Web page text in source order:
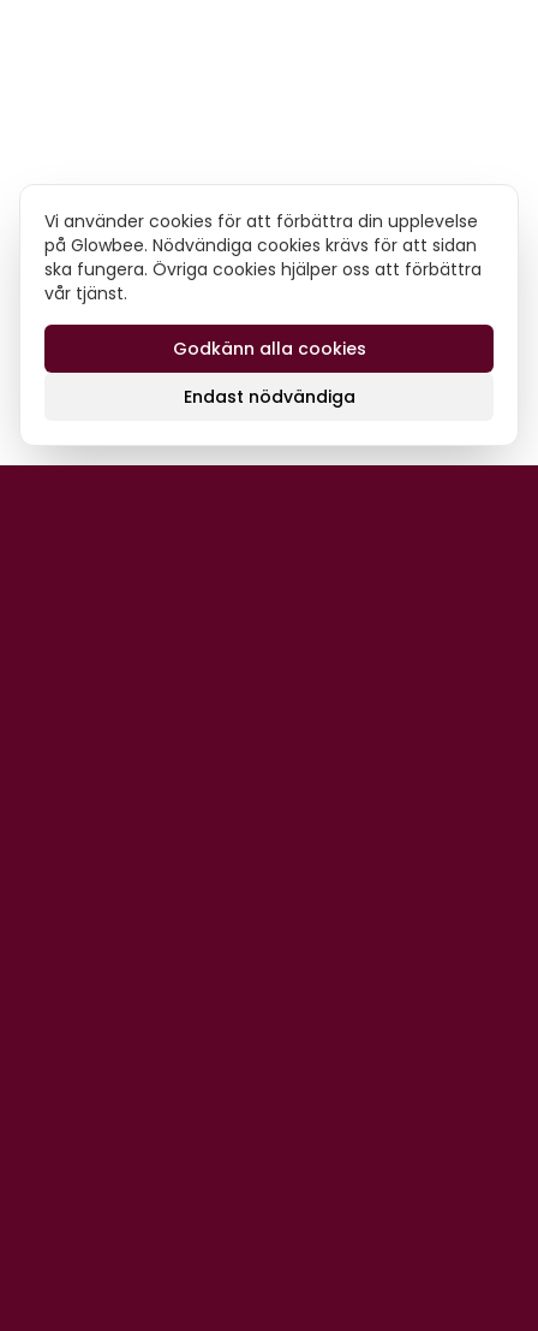
Vi använder cookies för att förbättra din upplevelse
på Glowbee. Nödvändiga cookies krävs för att sidan
ska fungera. Övriga cookies hjälper oss att förbättra
vår tjänst.
Endast nödvändiga
Godkänn alla cookies